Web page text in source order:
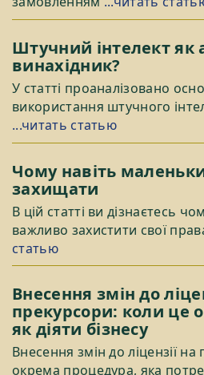
Штучний інтелект як
винахідник?
У статті проаналізовано
використання штучного
...читать статью
Чому навіть
захищати
В цій статті ви дізнаєтесь
важливо захистити свої
статью
Внесення змін до
прекурсори: коли це
як діяти бізнесу
Внесення змін до ліцензії
окрема процедура, яка